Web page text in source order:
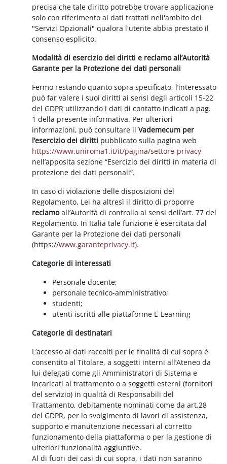
precisa che tale diritto potrebbe trovare applicazione
solo con riferimento ai dati trattati nell'ambito dei
"Servizi Opzionali" qualora l'utente abbia prestato il
consenso esplicito.
Modalità di esercizio dei diritti e reclamo all’Autorità
Garante per la Protezione dei dati personali
Fermo restando quanto sopra specificato, l’interessato
può far valere i suoi diritti ai sensi degli articoli 15-22
del GDPR utilizzando i dati di contatto indicati a pag.
1 della presente informativa. Per ulteriori
informazioni, può consultare ilVademecum per
l’esercizio dei diritti pubblicato sulla pagina web
https://www.uniroma1.it/it/pagina/settore-privacy
nell’apposita sezione “Esercizio dei diritti in materia di
protezione dei dati personali”.
In caso di violazione delle disposizioni del
Regolamento, Lei ha altresì il diritto di proporre
reclamoall’Autorità di controllo ai sensi dell’art. 77 del
Regolamento. In Italia tale funzione è esercitata dal
Garante per la Protezione dei dati personali
(https://www.garanteprivacy.it).
Categorie di interessati
Personale docente;
personale tecnico-amministrativo;
studenti;
utenti iscritti alle piattaforme E-Learning
Categorie di destinatari
L’accesso ai dati raccolti per le finalità di cui sopra è
consentito al Titolare, a soggetti interni all’Ateneo da
lui delegati come gli Amministratori di Sistema e
incaricati al trattamento o a soggetti esterni (fornitori
del servizio) in qualità di Responsabili del
Trattamento, debitamente nominati come da art.28
del GDPR, per lo svolgimento di lavori di assistenza,
supporto e manutenzione necessari al corretto
funzionamento della piattaforma o per la gestione di
ulteriori funzionalità aggiuntive.
Al di fuori dei casi di cui sopra, i dati non saranno